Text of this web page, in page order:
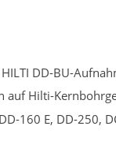
DD-BU-
Hilti-
160 E, DD-250,